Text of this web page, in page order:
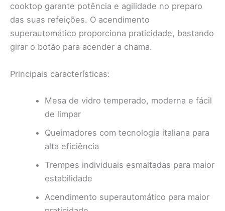
cooktop garante potência e agilidade no preparo
das suas refeições. O acendimento
superautomático proporciona praticidade, bastando
girar o botão para acender a chama.
Principais características:
Mesa de vidro temperado, moderna e fácil
de limpar
Queimadores com tecnologia italiana para
alta eficiência
Trempes individuais esmaltadas para maior
estabilidade
Acendimento superautomático para maior